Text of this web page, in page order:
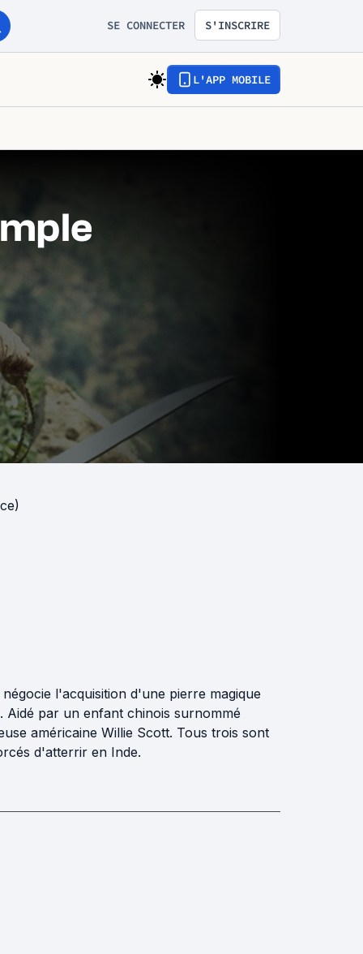
SE CONNECTER S'INSCRIRE
L'APP MOBILE
l'acquisition d'une pierre magique
Aidé par un enfant chinois surnommé
américaine Willie Scott. Tous trois sont
d'atterrir en Inde.